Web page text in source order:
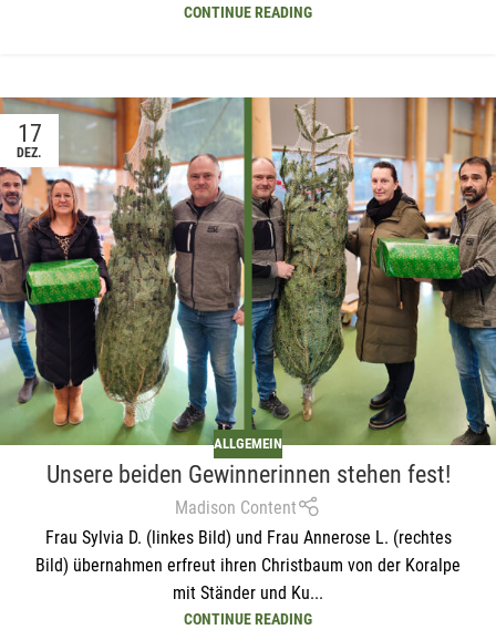
CONTINUE READING
17
DEZ.
ALLGEMEIN
Unsere beiden Gewinnerinnen stehen fest!
Madison Content
Frau Sylvia D. (linkes Bild) und Frau Annerose L. (rechtes
Bild) übernahmen erfreut ihren Christbaum von der Koralpe
mit Ständer und Ku...
CONTINUE READING